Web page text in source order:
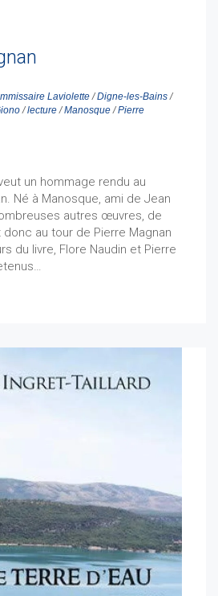
Laviolette/Digne-les-Bains/
/lecture/Manosque/Pierre
un hommage rendu au
Né à Manosque, ami de Jean
autres œuvres, de
au tour de Pierre Magnan
du livre, Flore Naudin et Pierre